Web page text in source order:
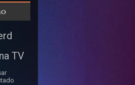
TV